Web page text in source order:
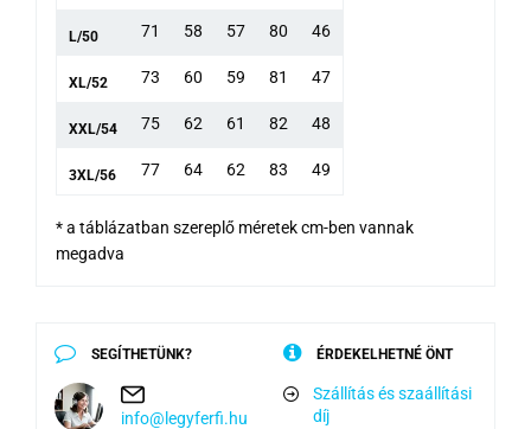
L/50 71 58 57 80 46
XL/52 73 60 59 81 47
XXL/54 75 62 61 82 48
3XL/56 77 64 62 83 49
* a táblázatban szereplő méretek cm-ben vannak
megadva
SEGÍTHETÜNK?
info@legyferfi.hu
ÉRDEKELHETNÉ ÖNT
Szállítás és szaállítási
díj